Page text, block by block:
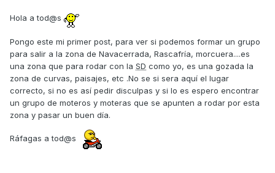
Hola a tod@s
Pongo este mi primer post, para ver si podemos formar un grupo
para salir a la zona de Navacerrada, Rascafría, morcuera....es
una zona que para rodar con la SD como yo, es una gozada la
zona de curvas, paisajes, etc .No se si sera aquí el lugar
correcto, si no es así pedir disculpas y si lo es espero encontrar
un grupo de moteros y moteras que se apunten a rodar por esta
zona y pasar un buen día.
Ráfagas a tod@s